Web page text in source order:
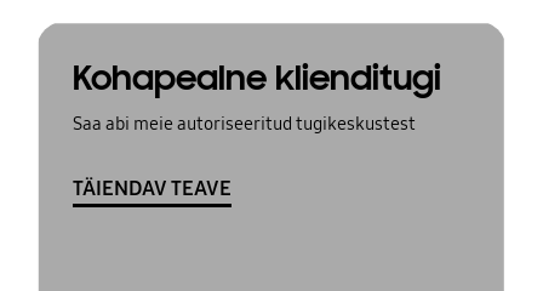
Kohapealne klienditugi
Saa abi meie autoriseeritud tugikeskustest
TÄIENDAV TEAVE